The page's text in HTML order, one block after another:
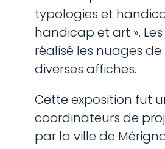
typologies et
handicap et art ».
réalisé les nuages
diverses affiches.
Cette exposition fut
coordinateurs de
par la ville de